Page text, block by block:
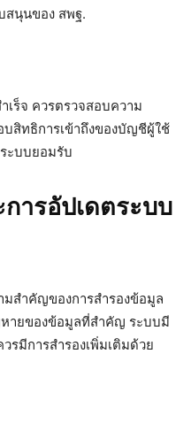
นุนของ สพฐ.
ร็จ ควรตรวจสอบความ
สิทธิการเข้าถึงของบัญชีผู้ใช้
ะบบยอมรับ
ารอัปเดตระบบ
มสำคัญของการสำรองข้อมูล
หายของข้อมูลที่สำคัญ ระบบมี
มีการสำรองเพิ่มเติมด้วย